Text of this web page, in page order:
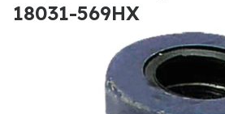
18031-569HX